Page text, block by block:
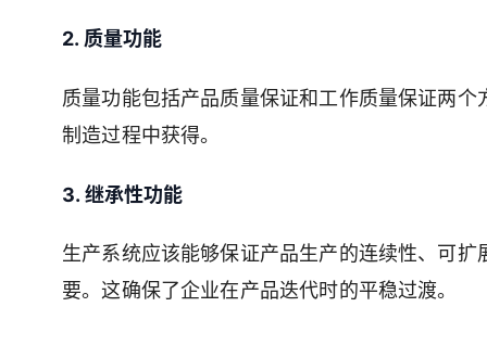
2. 质量功能
质量功能包括产品质量保证和工作质量保证两
制造过程中获得。
3. 继承性功能
生产系统应该能够保证产品生产的连续性、可
要。这确保了企业在产品迭代时的平稳过渡。